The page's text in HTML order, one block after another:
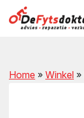
Home » Winkel »